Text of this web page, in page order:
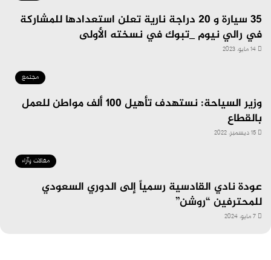
35 سيارة و 20 دراجة نارية تعلن استعدادها للمشاركة
في رالي نيوم _تبوك في نسخته الأولى
14 مايو، 2023
مجتمع
وزير السياحة: نستهدف تأهيل 100 ألف مواطن للعمل
بالقطاع
15 ديسمبر، 2022
مقالات وآراء
عودة نادي القادسية رسمياً إلى الدوري السعودي
للمحترفين “روشن”
7 مايو، 2024